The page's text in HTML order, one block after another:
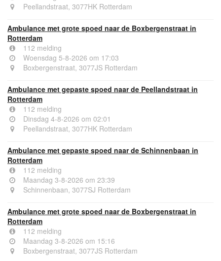
Peellandstraat, 3077HK Rotterdam
Ambulance met grote spoed naar de Boxbergenstraat in
Rotterdam
112 melding
Woensdag 5-8-2026 om 17:03
Boxbergenstraat, 3077JS Rotterdam
Ambulance met gepaste spoed naar de Peellandstraat in
Rotterdam
112 melding
Dinsdag 4-8-2026 om 02:01
Peellandstraat, 3077HK Rotterdam
Ambulance met gepaste spoed naar de Schinnenbaan in
Rotterdam
112 melding
Maandag 3-8-2026 om 23:39
Schinnenbaan, 3077SJ Rotterdam
Ambulance met grote spoed naar de Boxbergenstraat in
Rotterdam
112 melding
Maandag 3-8-2026 om 15:16
Boxbergenstraat, 3077JS Rotterdam